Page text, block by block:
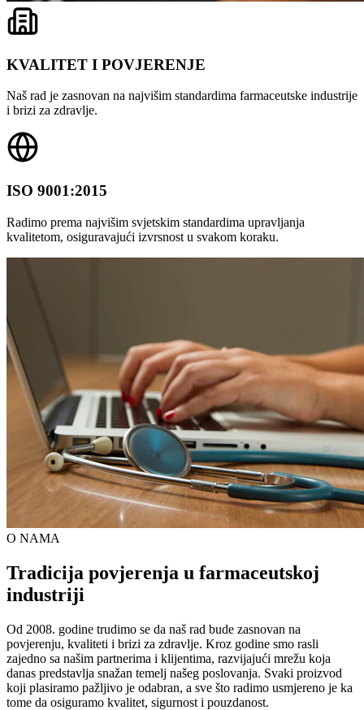
KVALITET I POVJERENJE
Naš rad je zasnovan na najvišim standardima farmaceutske industrije
i brizi za zdravlje.
ISO 9001:2015
Radimo prema najvišim svjetskim standardima upravljanja
kvalitetom, osiguravajući izvrsnost u svakom koraku.
O NAMA
Tradicija povjerenja u farmaceutskoj
industriji
Od 2008. godine trudimo se da naš rad bude zasnovan na
povjerenju, kvaliteti i brizi za zdravlje. Kroz godine smo rasli
zajedno sa našim partnerima i klijentima, razvijajući mrežu koja
danas predstavlja snažan temelj našeg poslovanja. Svaki proizvod
koji plasiramo pažljivo je odabran, a sve što radimo usmjereno je ka
tome da osiguramo kvalitet, sigurnost i pouzdanost.